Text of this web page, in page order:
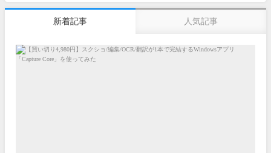
新着記事 人気記事